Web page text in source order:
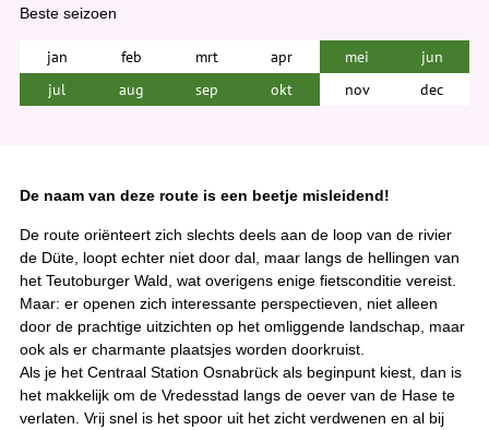
Beste seizoen
jan feb mrt apr mei
jun
jul
aug sep okt nov dec
De naam van deze route is een beetje misleidend!
De route oriënteert zich slechts deels aan de loop van de rivier
de Düte, loopt echter niet door dal, maar langs de hellingen van
het Teutoburger Wald, wat overigens enige fietsconditie vereist.
Maar: er openen zich interessante perspectieven, niet alleen
door de prachtige uitzichten op het omliggende landschap, maar
ook als er charmante plaatsjes worden doorkruist.
Als je het Centraal Station Osnabrück als beginpunt kiest, dan is
het makkelijk om de Vredesstad langs de oever van de Hase te
verlaten. Vrij snel is het spoor uit het zicht verdwenen en al bij